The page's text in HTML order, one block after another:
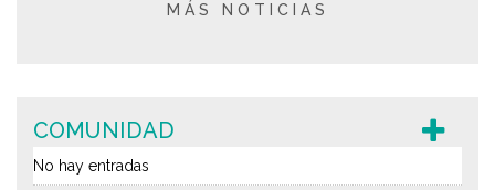
MÁS NOTICIAS
COMUNIDAD
No hay entradas